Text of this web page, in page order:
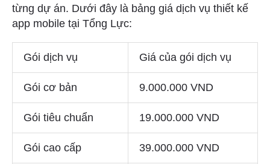
từng dự án. Dưới đây là bảng giá dịch vụ thiết kế
app mobile tại Tổng Lực:
Gói dịch vụ Giá của gói dịch vụ
Gói cơ bản 9.000.000 VND
Gói tiêu chuẩn 19.000.000 VND
Gói cao cấp 39.000.000 VND